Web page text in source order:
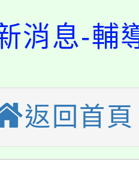
市運動會8/
泳池舉行。
入戶享有免
中低收入戶
，詳情可洽有
能研習
教育及科技
教育專業人
消息-輔
返回首頁